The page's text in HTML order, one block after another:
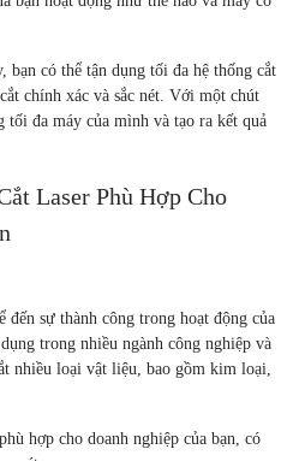
bạn có thể tận dụng tối đa hệ thống cắt
chính xác và sắc nét. Với một chút
tối đa máy của mình và tạo ra kết quả
Laser Phù Hợp Cho
đến sự thành công trong hoạt động của
trong nhiều ngành công nghiệp và
nhiều loại vật liệu, bao gồm kim loại,
hợp cho doanh nghiệp của bạn, có